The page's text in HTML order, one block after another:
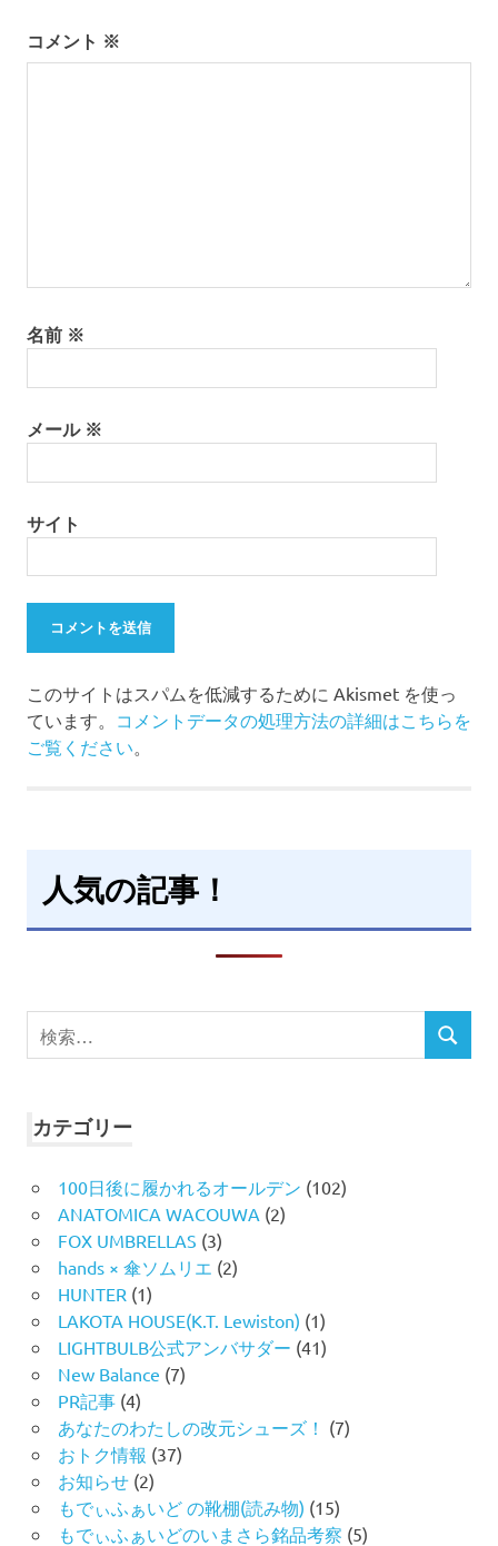
シ
コメント ※
名前 ※
メール ※
サイト
このサイトはスパムを低減するために Akismet を使っ
ています。 コメントデータの処理方法の詳細はこちらを
ご覧ください。
人気の記事！
検
索
検
カテゴリー
100日後に履かれるオールデン (102)
ANATOMICA WACOUWA (2)
FOX UMBRELLAS (3)
hands × 傘ソムリエ (2)
HUNTER (1)
LAKOTA HOUSE(K.T. Lewiston) (1)
LIGHTBULB公式アンバサダー (41)
New Balance (7)
PR記事(4)
あなたのわたしの改元シューズ！ (7)
おトク情報 (37)
お知らせ(2)
もでぃふぁいど の靴棚(読み物) (15)
もでぃふぁいどのいまさら銘品考察 (5)